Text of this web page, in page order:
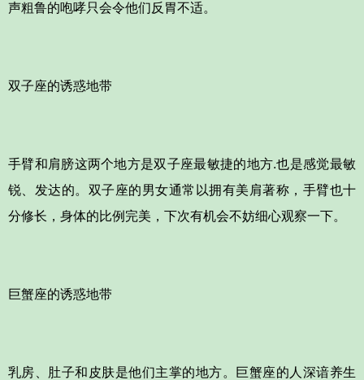
声粗鲁的咆哮只会令他们反胃不适。
双子座的诱惑地带
手臂和肩膀这两个地方是双子座最敏捷的地方.也是感觉最敏
锐、发达的。双子座的男女通常以拥有美肩著称，手臂也十
分修长，身体的比例完美，下次有机会不妨细心观察一下。
巨蟹座的诱惑地带
乳房、肚子和皮肤是他们主掌的地方。巨蟹座的人深谙养生